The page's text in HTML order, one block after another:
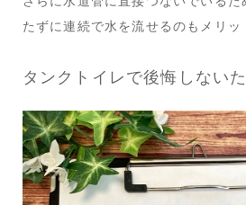
たずに連続で水を流せるのもメリッ
タンクトイレで後悔しない